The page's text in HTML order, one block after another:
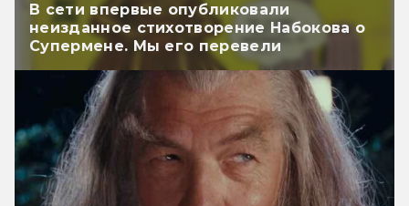
В сети впервые опубликовали
неизданное стихотворение Набокова о
Супермене. Мы его перевели